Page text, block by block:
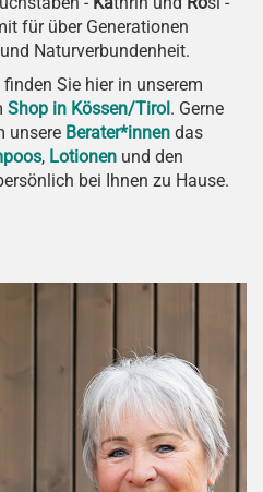
für über Generationen
Naturverbundenheit.
Sie hier in unserem
Shop in Kössen/Tirol. Gerne
unsere Berater*innen das
, Lotionen und den
bei Ihnen zu Hause.